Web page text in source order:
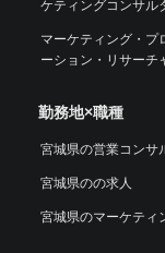
ケティングコンサル
マーケティング・プ
ーション・リサーチ
勤務地×職種
宮城県の営業コンサ
宮城県のの求人
宮城県のマーケティ